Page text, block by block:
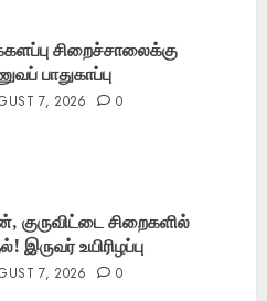
சிறைச்சாலைக்கு
பாதுகாப்பு
7, 2026 0
குருவிட்டை சிறைகளில்
இருவர் உயிரிழப்பு
7, 2026 0